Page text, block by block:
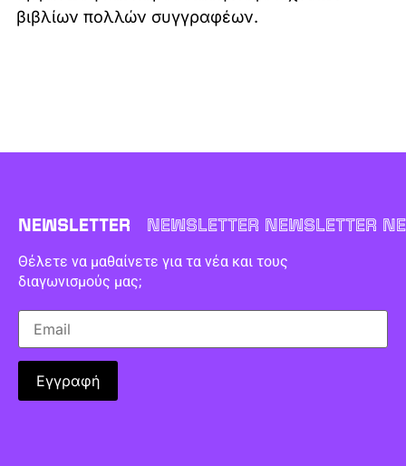
βιβλίων πολλών συγγραφέων.
NEWSLETTER NEWSLETTER NEWSLETTER
Θέλετε να μαθαίνετε για τα νέα και τους
διαγωνισμούς μας;